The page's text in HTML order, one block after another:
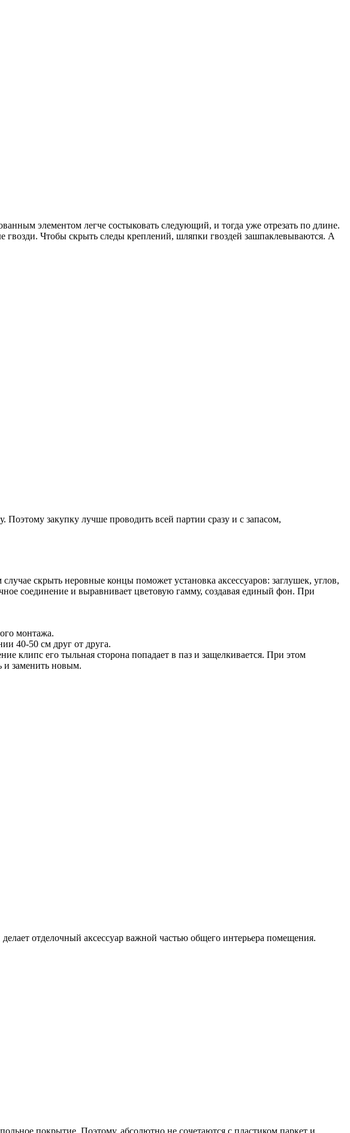
элементом легче состыковать следующий, и тогда уже отрезать по длине.
Чтобы скрыть следы креплений, шляпки гвоздей зашпаклевываются. А
закупку лучше проводить всей партии сразу и с запасом,
скрыть неровные концы поможет установка аксессуаров: заглушек, углов,
соединение и выравнивает цветовую гамму, создавая единый фон. При
монтажа.
40-50 см друг от друга.
клипс его тыльная сторона попадает в паз и защелкивается. При этом
и заменить новым.
отделочный аксессуар важной частью общего интерьера помещения.